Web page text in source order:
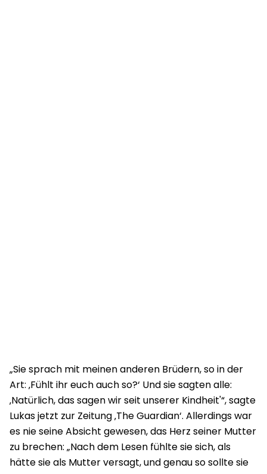
„Sie sprach mit meinen anderen Brüdern, so in der
Art: ‚Fühlt ihr euch auch so?‘ Und sie sagten alle:
‚Natürlich, das sagen wir seit unserer Kindheit'“, sagte
Lukas jetzt zur Zeitung ‚The Guardian‘. Allerdings war
es nie seine Absicht gewesen, das Herz seiner Mutter
zu brechen: „Nach dem Lesen fühlte sie sich, als
hätte sie als Mutter versagt, und genau so sollte sie